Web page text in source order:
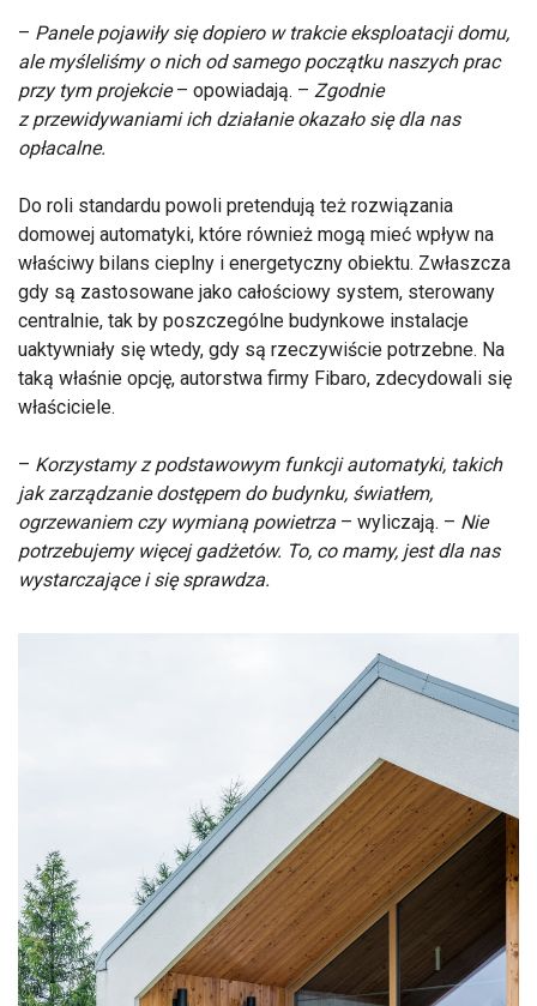
– Panele pojawiły się dopiero w trakcie eksploatacji domu,
ale myśleliśmy o nich od samego początku naszych prac
przy tym projekcie– opowiadają. – Zgodnie
z przewidywaniami ich działanie okazało się dla nas
opłacalne.
Do roli standardu powoli pretendują też rozwiązania
domowej automatyki, które również mogą mieć wpływ na
właściwy bilans cieplny i energetyczny obiektu. Zwłaszcza
gdy są zastosowane jako całościowy system, sterowany
centralnie, tak by poszczególne budynkowe instalacje
uaktywniały się wtedy, gdy są rzeczywiście potrzebne. Na
taką właśnie opcję, autorstwa firmy Fibaro, zdecydowali się
właściciele.
– Korzystamy z podstawowym funkcji automatyki, takich
jak zarządzanie dostępem do budynku, światłem,
ogrzewaniem czy wymianą powietrza – wyliczają. – Nie
potrzebujemy więcej gadżetów. To, co mamy, jest dla nas
wystarczające i się sprawdza.